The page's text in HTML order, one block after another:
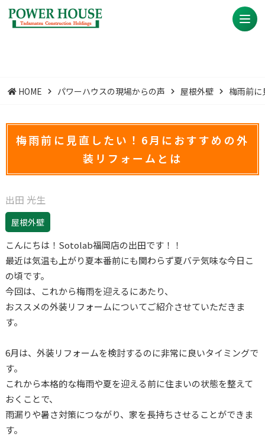
HOME パワーハウスの現場からの声 屋根外壁 梅雨前
梅雨前に見直したい！6月におすすめの外
装リフォームとは
出田 光生
屋根外壁
こんにちは！Sotolab福岡店の出田です！！
最近は気温も上がり夏本番前にも関わらず夏バテ気味な今日こ
の頃です。
今回は、これから梅雨を迎えるにあたり、
おススメの外装リフォームについてご紹介させていただきま
す。
6月は、外装リフォームを検討するのに非常に良いタイミングで
す。
これから本格的な梅雨や夏を迎える前に住まいの状態を整えて
おくことで、
雨漏りや暑さ対策につながり、家を長持ちさせることができま
す。